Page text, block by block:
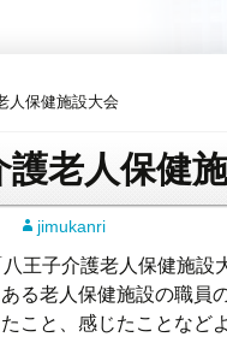
人保健施設大会
老人保健
jimukanri
王子介護老人保健施設
る老人保健施設の職員
こと、感じたことなど